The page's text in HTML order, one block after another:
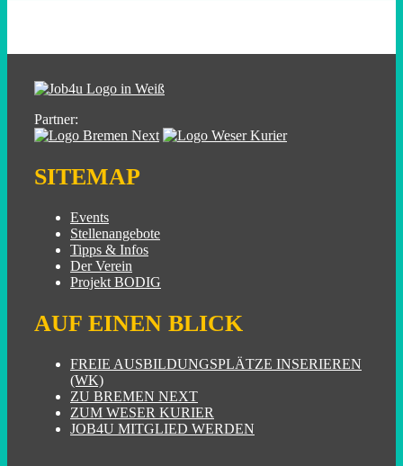
Partner:
SITEMAP
Events
Stellenangebote
Tipps & Infos
Der Verein
Projekt BODIG
AUF EINEN BLICK
FREIE AUSBILDUNGSPLÄTZE INSERIEREN
(WK)
ZU BREMEN NEXT
ZUM WESER KURIER
JOB4U MITGLIED WERDEN